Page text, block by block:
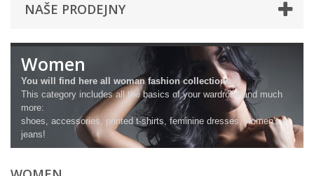
NAŠE PRODEJNY
Women
You will find here all woman fashion collections.
This category includes all the basics of your wardrobe and much
more:
shoes, accessories, printed t-shirts, feminine dresses, women's
jeans!